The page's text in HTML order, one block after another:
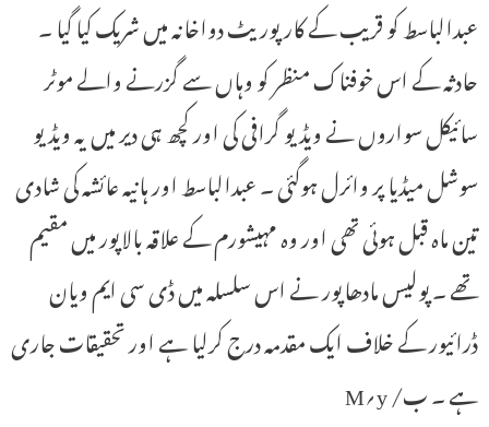
عبدالباسط کو قریب کے کارپور یٹ دواخانہ میں شریک کیا گیا ۔
حادثہ کے اس خوفناک منظر کو وہاں سے گزرنے والے موٹر
سائیکل سواروں نے ویڈیو گرافی کی اور کچھ ہی دیر میں یہ ویڈیو
سوشل میڈیا پر وائرل ہوگئی ۔ عبدالباسط اور ہانیہ عائشہ کی شادی
تین ماہ قبل ہوئی تھی اور وہ مہیشورم کے علاقہ بالاپور میں مقیم
تھے ۔ پولیس مادھاپور نے اس سلسلہ میں ڈی سی ایم ویان
ڈرائیور کے خلاف ایک مقدمہ درج کرلیا ہے اور تحقیقات جاری
ہے ۔ ب/ y؍M